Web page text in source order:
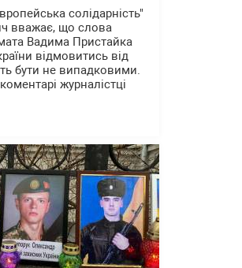
солідарність"
вважає, що слова
Вадима Пристайка
відмовитись від
бути не випадковими.
журналістці